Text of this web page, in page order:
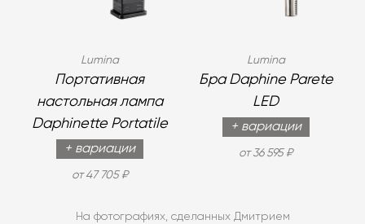
Lumina
Портативная
настольная лампа
Daphinette Portatile
+ вариации
от 47 705 ₽
Lumina
Бра Daphine Parete
LED
+ вариации
от 36 595 ₽
На фотографиях, сделанных Дмитрием